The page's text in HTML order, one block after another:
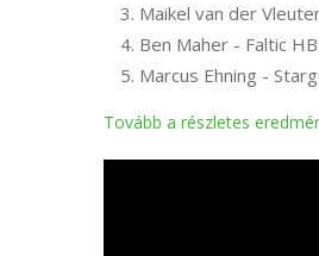
Maikel van der
Ben Maher - Faltic
Marcus Ehning -
Tovább a részletes